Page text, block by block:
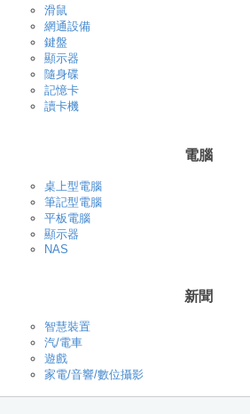
滑鼠
網通設備
鍵盤
顯示器
隨身碟
記憶卡
讀卡機
電腦
桌上型電腦
筆記型電腦
平板電腦
顯示器
NAS
新聞
智慧裝置
汽/電車
遊戲
家電/音響/數位攝影